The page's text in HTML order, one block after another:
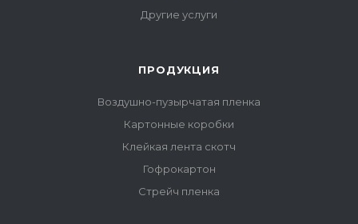
Другие услуги
ПРОДУКЦИЯ
Воздушно-пузырчатая пленка
Картонные коробки
Клейкая лента скотч
Гофрокартон
Стрейч пленка